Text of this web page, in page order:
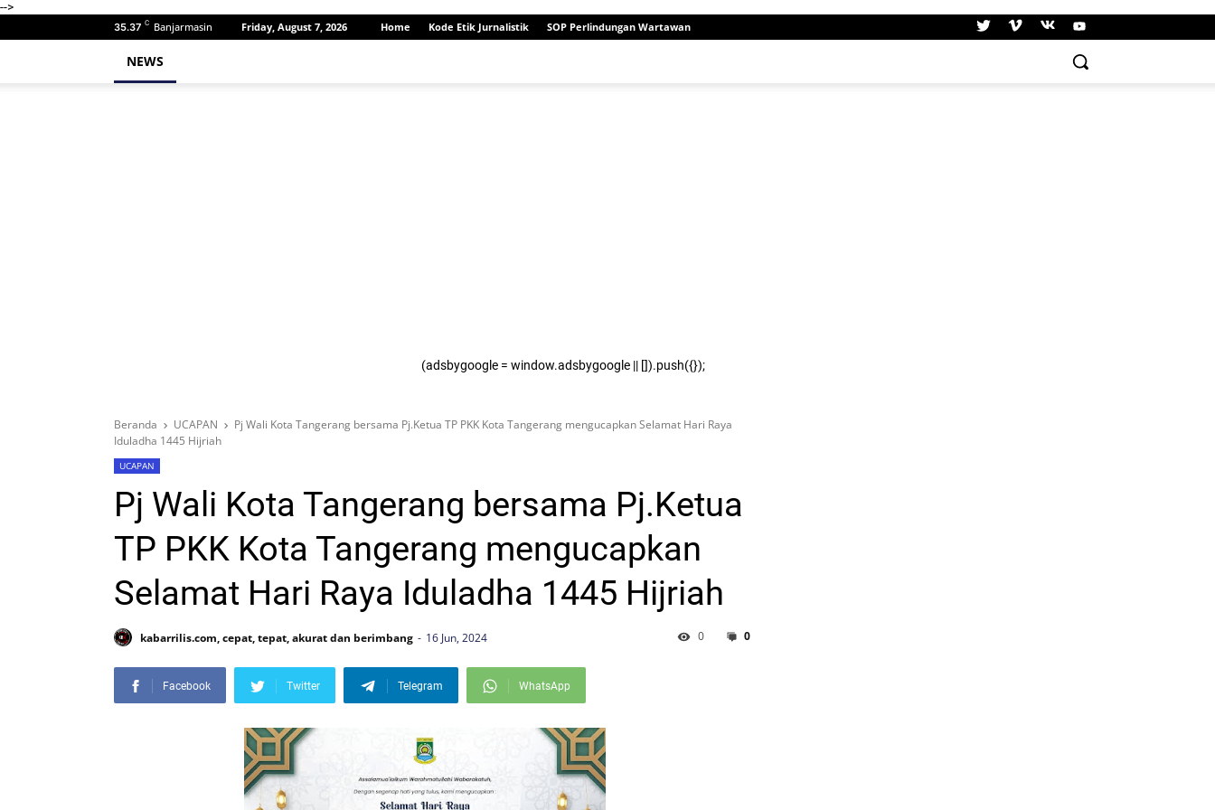
-->
35.37 C Banjarmasin Friday, August 7, 2026 Home Kode Etik Jurnalistik SOP Perlindungan Wartawan
NEWS
(adsbygoogle = window.adsbygoogle || []).push({});
Beranda UCAPAN
Pj Wali Kota Tangerang bersama Pj.Ketua TP PKK Kota Tangerang mengucapkan Selamat Hari Raya
Iduladha 1445 Hijriah
UCAPAN
Pj Wali Kota Tangerang bersama Pj.Ketua
TP PKK Kota Tangerang mengucapkan
Selamat Hari Raya Iduladha 1445 Hijriah
kabarrilis.com, cepat, tepat, akurat dan berimbang 16 Jun, 2024 0
0
Facebook Twitter Telegram WhatsApp